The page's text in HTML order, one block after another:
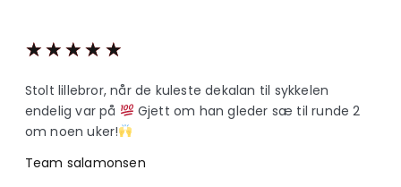
★ ★ ★ ★ ★
Stolt lillebror, når de kuleste dekalan til sykkelen
endelig var på
Gjett om han gleder sæ til runde 2
om noen uker!
Team salamonsen